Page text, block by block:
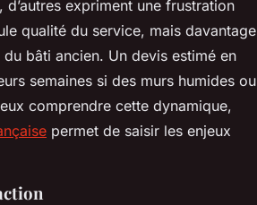
expriment une frustration
qualité du service, mais davantage
bâti ancien. Un devis estimé en
semaines si des murs humides ou
comprendre cette dynamique,
permet de saisir les enjeux